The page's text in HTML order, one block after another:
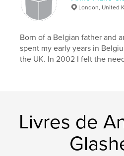
Catégorie principale:
Format choisi:
Date de publication:mars 18,
Mots-clés
London, United
Born of a Belgian father and
spent my early years in
the UK. In 2002 I felt the
Livres de